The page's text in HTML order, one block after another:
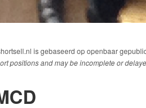
is gebaseerd op openbaar
positions and may be incomplete or